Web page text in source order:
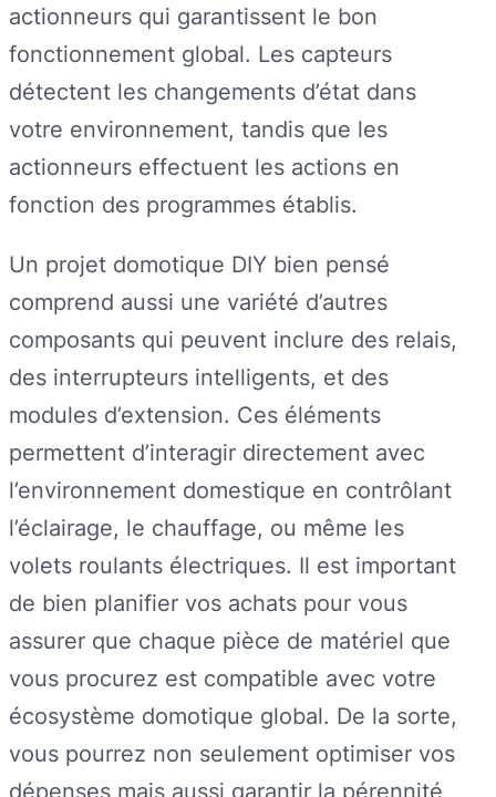
actionneurs qui garantissent le bon
fonctionnement global. Les capteurs
détectent les changements d’état dans
votre environnement, tandis que les
actionneurs effectuent les actions en
fonction des programmes établis.
Un projet domotique DIY bien pensé
comprend aussi une variété d’autres
composants qui peuvent inclure des relais,
des interrupteurs intelligents, et des
modules d’extension. Ces éléments
permettent d’interagir directement avec
l’environnement domestique en contrôlant
l’éclairage, le chauffage, ou même les
volets roulants électriques. Il est important
de bien planifier vos achats pour vous
assurer que chaque pièce de matériel que
vous procurez est compatible avec votre
écosystème domotique global. De la sorte,
vous pourrez non seulement optimiser vos
dépenses mais aussi garantir la pérennité